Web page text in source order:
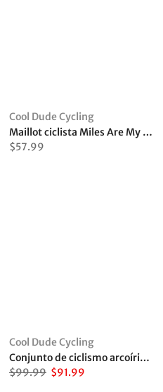
Cool Dude Cycling
Maillot ciclista Miles Are My Meditation
$57.99
Cool Dude Cycling
Conjunto de ciclismo arcoíris de la NASA
$99.99 $91.99